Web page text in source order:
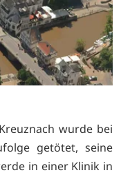
wurde bei
getötet, seine
in einer Klinik in